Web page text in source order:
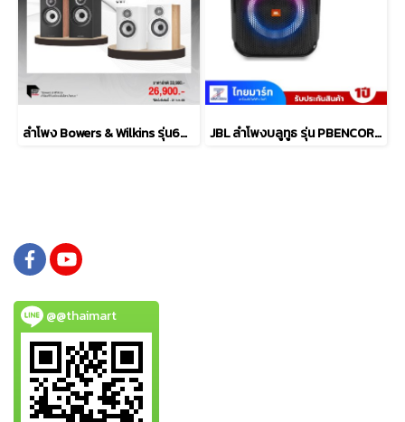
ลำโพง Bowers & Wilkins รุ่น607 S3 JBL ลำโพงบลูทูธ รุ่น PBENCOREESSAS2-Black
@@thaimart